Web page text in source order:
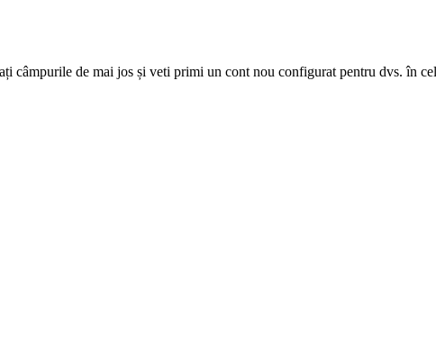
câmpurile de mai jos și veti primi un cont nou configurat pentru dvs. în